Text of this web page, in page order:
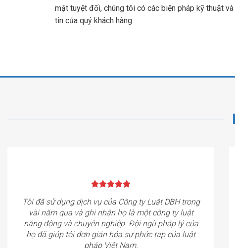
mật tuyệt đối, chúng tôi có các biện pháp kỹ thuật
tin của quý khách hàng.
Tôi đã sử dụng dịch vụ của Công ty Luật DBH trong
vài năm qua và ghi nhận họ là một công ty luật
năng động và chuyên nghiệp. Đội ngũ pháp lý của
họ đã giúp tôi đơn giản hóa sự phức tạp của luật
pháp Việt Nam.